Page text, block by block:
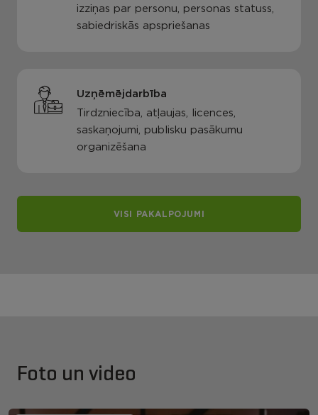
izziņas par personu, personas statuss,
sabiedriskās apspriešanas
Uzņēmējdarbība
Tirdzniecība, atļaujas, licences,
saskaņojumi, publisku pasākumu
organizēšana
VISI PAKALPOJUMI
Foto un video